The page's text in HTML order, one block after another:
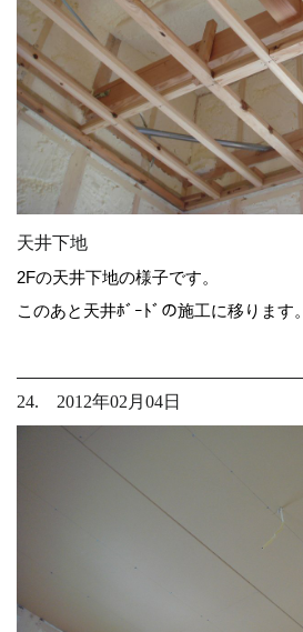
天井下地
2Fの天井下地の様子です。
このあと天井ﾎﾞｰﾄﾞの施工に移ります。
24. 2012年02月04日